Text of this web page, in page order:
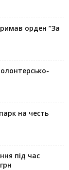
орден “За
на честь
під час